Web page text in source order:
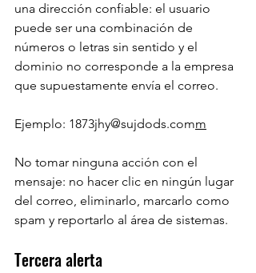
una dirección confiable: el usuario
puede ser una combinación de
números o letras sin sentido y el
dominio no corresponde a la empresa
que supuestamente envía el correo.
Ejemplo: 1873jhy@sujdods.comm
No tomar ninguna acción con el
mensaje: no hacer clic en ningún lugar
del correo, eliminarlo, marcarlo como
spam y reportarlo al área de sistemas.
Tercera alerta